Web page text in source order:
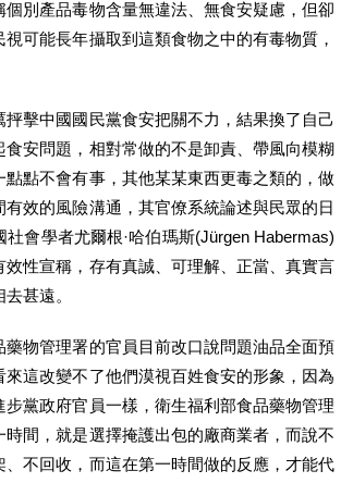
個別產品毒物含量無違法、無食安疑慮，但卻
可能長年攝取到這類食物之中的有毒物質，
抨擊中國國民黨食安把關不力，結果換了自己
食安問題，相對常做的不是卸責、帶風向模糊
點點不會有事，其他某某東西更毒之類的，做
效的風險溝通，其官僚系統論述與民眾的日
會學者尤爾根·哈伯瑪斯(Jürgen Habermas)
效性宣稱，存有真誠、可理解、正當、真實言
甚遠。
藥物管理署的官員目前改口說問題油品全面預
來這改變不了他們漠視百姓食安的形象，因為
步黨政府官員一樣，衛生福利部食品藥物管理
時間，就是選擇掩護出包的廠商業者，而說不
、不回收，而這在第一時間做的反應，才能代